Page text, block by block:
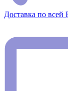
Доставка по